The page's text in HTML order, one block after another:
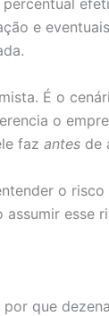
e
É o
o
faz antes de
o
esse
por que